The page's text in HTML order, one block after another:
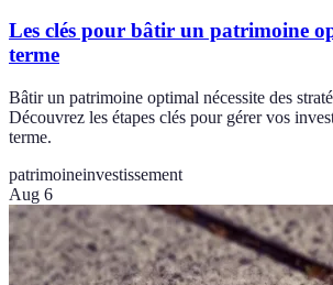
Les clés pour bâtir un patrimoine
terme
Bâtir un patrimoine optimal nécessite des
Découvrez les étapes clés pour gérer vos
terme.
patrimoineinvestissement
Aug 6